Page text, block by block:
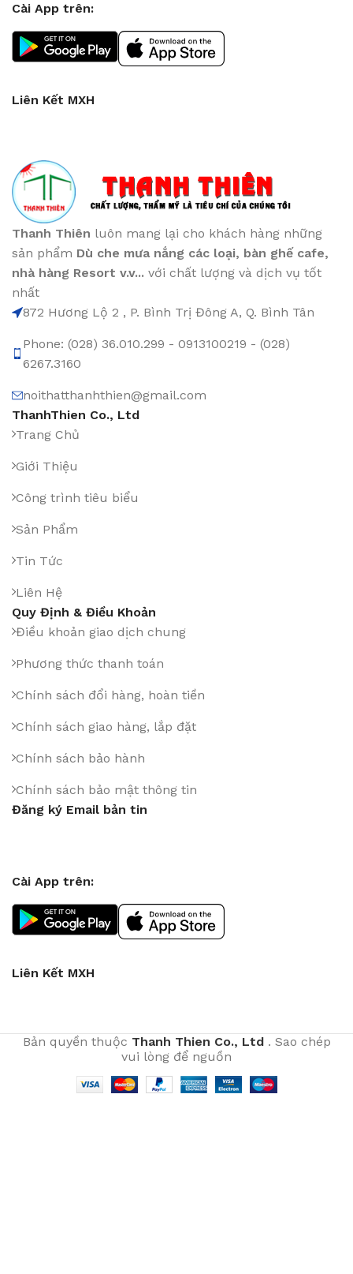
Cài App trên:
Liên Kết MXH
Thanh Thiên luôn mang lại cho khách hàng những
sản phẩm Dù che mưa nắng các loại, bàn ghế cafe,
nhà hàng Resort v.v... với chất lượng và dịch vụ tốt
nhất
872 Hương Lộ 2 , P. Bình Trị Đông A, Q. Bình Tân
Phone: (028) 36.010.299 - 0913100219 - (028)
6267.3160
noithatthanhthien@gmail.com
ThanhThien Co., Ltd
Trang Chủ
Giới Thiệu
Công trình tiêu biểu
Sản Phẩm
Tin Tức
Liên Hệ
Quy Định & Điều Khoản
Điều khoản giao dịch chung
Phương thức thanh toán
Chính sách đổi hàng, hoàn tiền
Chính sách giao hàng, lắp đặt
Chính sách bảo hành
Chính sách bảo mật thông tin
Đăng ký Email bản tin
Cài App trên:
Liên Kết MXH
Bản quyền thuộc Thanh Thien Co., Ltd. Sao chép
vui lòng để nguồn